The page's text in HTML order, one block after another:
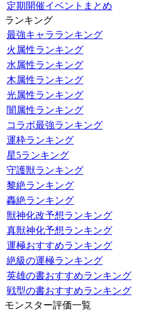
定期開催イベントまとめ
ランキング
最強キャラランキング
火属性ランキング
水属性ランキング
木属性ランキング
光属性ランキング
闇属性ランキング
コラボ最強ランキング
運枠ランキング
星5ランキング
守護獣ランキング
黎絶ランキング
轟絶ランキング
獣神化改予想ランキング
真獣神化予想ランキング
運極おすすめランキング
絶級の運極ランキング
英雄の書おすすめランキング
戦型の書おすすめランキング
モンスター評価一覧